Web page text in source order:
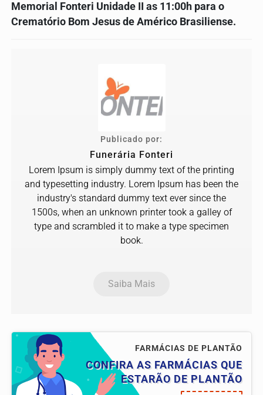
Memorial Fonteri Unidade II as 11:00h para o
Crematório Bom Jesus de Américo Brasiliense.
Publicado por:
Funerária Fonteri
Lorem Ipsum is simply dummy text of the printing
and typesetting industry. Lorem Ipsum has been the
industry's standard dummy text ever since the
1500s, when an unknown printer took a galley of
type and scrambled it to make a type specimen
book.
Saiba Mais
FARMÁCIAS DE PLANTÃO
CONFIRA AS FARMÁCIAS QUE
ESTARÃO DE PLANTÃO